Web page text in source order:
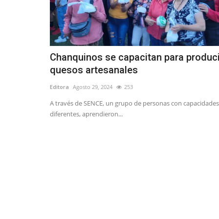
Chanquinos se capacitan para
quesos artesanales
Editora Agosto 29, 2024 253
A través de SENCE, un grupo de personas con capacidades
diferentes, aprendieron...